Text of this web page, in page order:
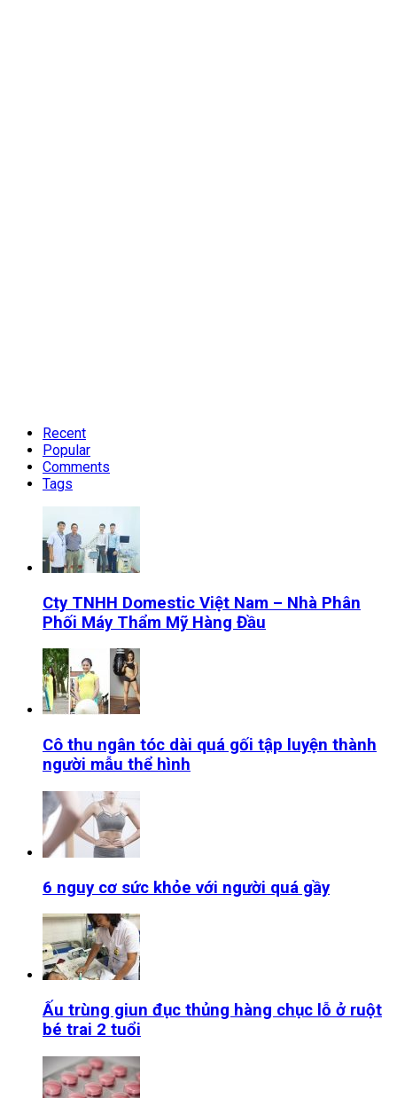
Recent
Popular
Comments
Tags
Cty TNHH Domestic Việt Nam – Nhà Phân
Phối Máy Thẩm Mỹ Hàng Đầu
Cô thu ngân tóc dài quá gối tập luyện thành
người mẫu thể hình
6 nguy cơ sức khỏe với người quá gầy
Ấu trùng giun đục thủng hàng chục lỗ ở ruột
bé trai 2 tuổi